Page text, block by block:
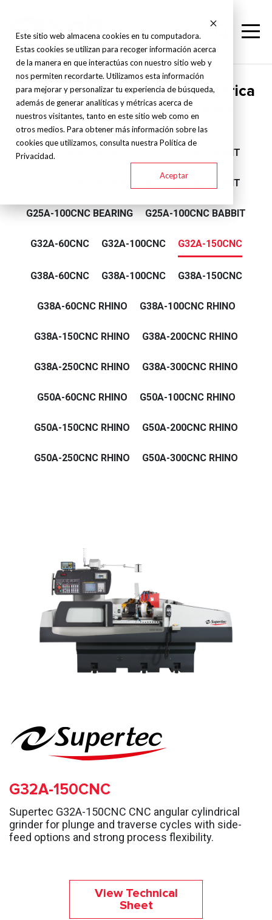
Este sitio web almacena cookies en tu computadora.
Estas cookies se utilizan para recoger información acerca
de la manera en que interactúas con nuestro sitio web y
nos permiten recordarte. Utilizamos esta información
para mejorar y personalizar tu experiencia de búsqueda,
además de generar analíticas y métricas acerca de
nuestros visitantes, tanto en este sitio web como en
otros medios. Para obtener más información sobre las
cookies que utilizamos, consulta nuestra Política de
Privacidad.
Aceptar
Supertec - Rectificadora cilíndrica
CNC - Angular Type Grinder
G25A-50CNC BEARING G25A-50CNC BABBIT
G25A-75CNC BABBIT
G25A-100CNC BEARING G25A-100CNC BABBIT
G32A-60CNC G32A-100CNC G32A-150CNC
G38A-60CNC G38A-100CNC G38A-150CNC
G38A-60CNC RHINO G38A-100CNC RHINO
G38A-150CNC RHINO G38A-200CNC RHINO
G38A-250CNC RHINO G38A-300CNC RHINO
G50A-60CNC RHINO G50A-100CNC RHINO
G50A-150CNC RHINO G50A-200CNC RHINO
G50A-250CNC RHINO G50A-300CNC RHINO
G32A-150CNC
Supertec G32A-150CNC CNC angular cylindrical
grinder for plunge and traverse cycles with side-
feed options and strong process flexibility.
View Technical
Sheet